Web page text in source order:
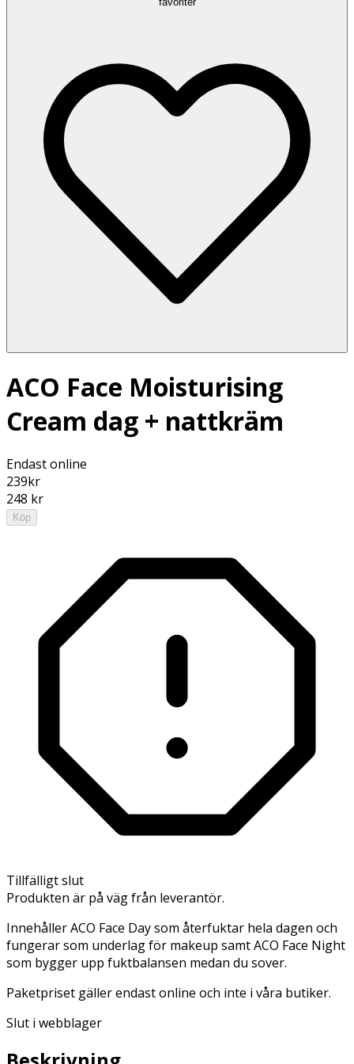
ACO Face Moisturising
Cream dag + nattkräm
Endast online
239kr
248 kr
Köp
Tillfälligt slut
Produkten är på väg från leverantör.
Innehåller ACO Face Day som återfuktar hela dagen och
fungerar som underlag för makeup samt ACO Face Night
som bygger upp fuktbalansen medan du sover.
Paketpriset gäller endast online och inte i våra butiker.
Slut i webblager